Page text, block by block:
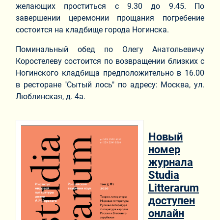
желающих проститься с 9.30 до 9.45. По
завершении церемонии прощания погребение
состоится на кладбище города Ногинска.
Поминальный обед по Олегу Анатольевичу
Коростелеву состоится по возвращении близких с
Ногинского кладбища предположительно в 16.00
в ресторане "Сытый лось" по адресу: Москва, ул.
Люблинская, д. 4а.
Новый
номер
журнала
Studia
Litterarum
доступен
онлайн